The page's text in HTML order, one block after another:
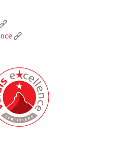
(External link)
(External link)